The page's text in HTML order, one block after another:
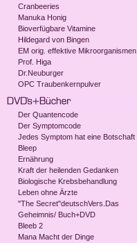
Cranbeeries
Manuka Honig
Bioverfügbare Vitamine
Hildegard von Bingen
EM orig. effektive Mikroorganismen
Prof. Higa
Dr.Neuburger
OPC Traubenkernpulver
Der Quantencode
Der Symptomcode
Jedes Symptom hat eine Botschaft
Bleep
Ernährung
Kraft der heilenden Gedanken
Biologische Krebsbehandlung
Leben ohne Ärzte
"The Secret"deutschVers.Das
Geheimnis/ Buch+DVD
Bleeb 2
Mana Macht der Dinge